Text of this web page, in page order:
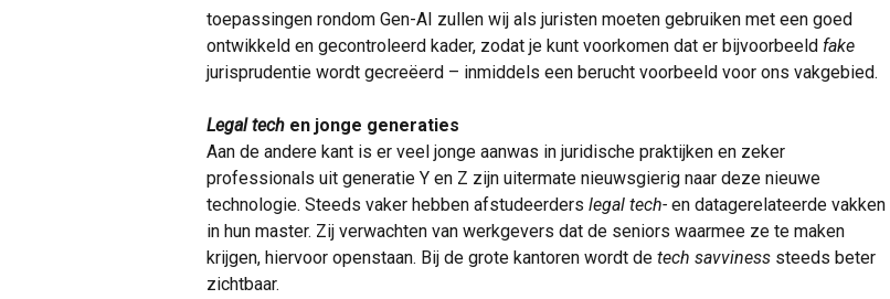
toepassingen rondom Gen-AI zullen wij als juristen moeten gebruiken met een goed
ontwikkeld en gecontroleerd kader, zodat je kunt voorkomen dat er bijvoorbeeld fake
jurisprudentie wordt gecreëerd – inmiddels een berucht voorbeeld voor ons vakgebied.
Legal tech en jonge generaties
Aan de andere kant is er veel jonge aanwas in juridische praktijken en zeker
professionals uit generatie Y en Z zijn uitermate nieuwsgierig naar deze nieuwe
technologie. Steeds vaker hebben afstudeerders legal tech- en datagerelateerde vakken
in hun master. Zij verwachten van werkgevers dat de seniors waarmee ze te maken
krijgen, hiervoor openstaan. Bij de grote kantoren wordt de tech savviness steeds beter
zichtbaar.